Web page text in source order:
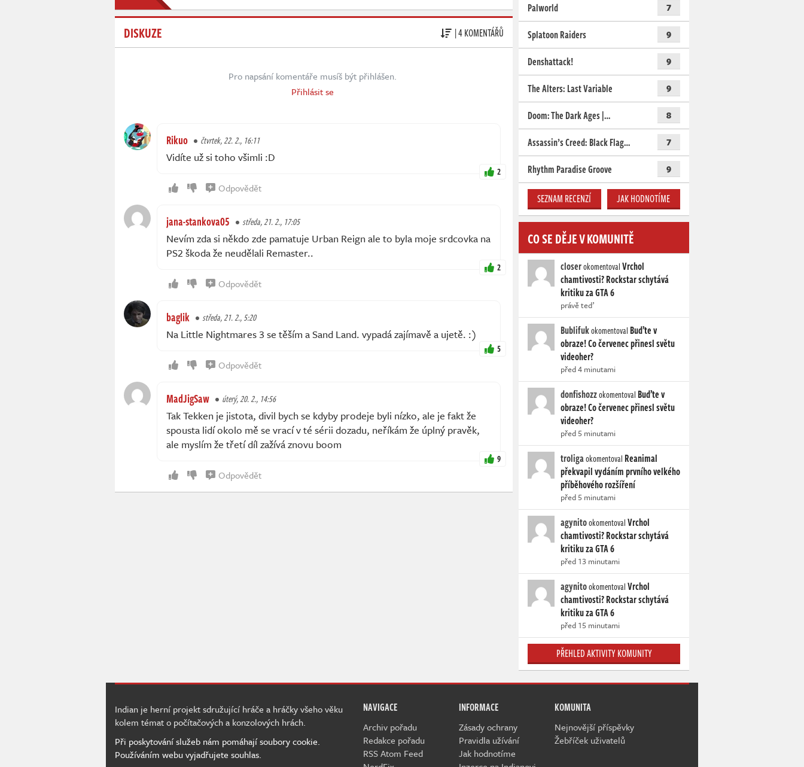
DISKUZE | 4 KOMENTÁŘŮ
Pro napsání komentáře musíš být přihlášen.
Přihlásit se
Rikuo čtvrtek, 22. 2., 16:11
Vidíte už si toho všimli :D
2
Odpovědět
jana-stankova05 středa, 21. 2., 17:05
Nevím zda si někdo zde pamatuje Urban Reign ale to byla moje srdcovka na
PS2 škoda že neudělali Remaster..
2
Odpovědět
baglik středa, 21. 2., 5:20
Na Little Nightmares 3 se těším a Sand Land. vypadá zajímavě a ujetě. :)
5
Odpovědět
MadJigSaw úterý, 20. 2., 14:56
Tak Tekken je jistota, divil bych se kdyby prodeje byli nízko, ale je fakt že
spousta lidí okolo mě se vrací v té sérii dozadu, neříkám že úplný pravěk,
ale myslím že třetí díl zažívá znovu boom
9
Odpovědět
Palworld 7
Splatoon Raiders 9
Denshattack! 9
The Alters: Last Variable 9
Doom: The Dark Ages |… 8
Assassin’s Creed: Black Flag… 7
Rhythm Paradise Groove 9
SEZNAM RECENZÍ JAK HODNOTÍME
CO SE DĚJE V KOMUNITĚ
closerokomentovalVrchol
chamtivosti? Rockstar schytává
kritiku za GTA 6
právě teď
Bublifukokomentoval Buďte v
obraze! Co červenec přinesl světu
videoher?
před 4 minutami
donfishozzokomentoval Buďte v
obraze! Co červenec přinesl světu
videoher?
před 5 minutami
troligaokomentoval Reanimal
překvapil vydáním prvního velkého
příběhového rozšíření
před 5 minutami
agynitookomentovalVrchol
chamtivosti? Rockstar schytává
kritiku za GTA 6
před 13 minutami
agynitookomentovalVrchol
chamtivosti? Rockstar schytává
kritiku za GTA 6
před 15 minutami
PŘEHLED AKTIVITY KOMUNITY
NAVIGACE
Archiv pořadu
Redakce pořadu
RSS Atom Feed
INFORMACE
Zásady ochrany
Pravidla užívání
Jak hodnotíme
KOMUNITA
Nejnovější příspěvky
Žebříček uživatelů
Indian je herní projekt sdružující hráče a hráčky všeho věku
kolem témat o počítačových a konzolových hrách.
Při poskytování služeb nám pomáhají soubory cookie.
Používáním webu vyjadřujete souhlas.